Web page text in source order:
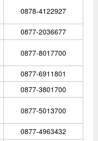
0878-4122927
0877-2036677
0877-8017700
0877-6911801
0877-3801700
0877-5013700
0877-4963432